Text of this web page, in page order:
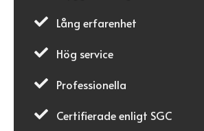
 Lång erfarenhet
 Hög service
 Professionella
 Certifierade enligt SGC